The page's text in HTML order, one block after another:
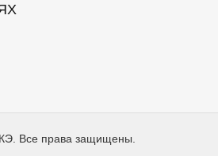
Все права защищены.